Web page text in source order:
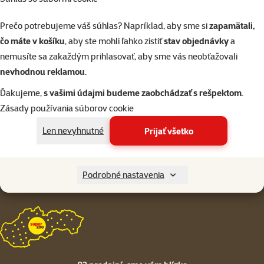
Prečo potrebujeme váš súhlas? Napríklad, aby sme sizapamätali,
čo máte v košíku, aby ste mohli ľahko zistiťstav objednávkya
nemusíte sa zakaždým prihlasovať, aby sme vás neobťažovali
nevhodnou reklamou.
Ďakujeme,s vašimi údajmi budeme zaobchádzať s rešpektom.
Zásady používania súborov cookie
Len nevyhnutné
Prijať všetko
Podrobné nastavenia
aleboWhatsApp sme vám blízko
Menu v pätičke
Pre zákazníkov
O spoločnosti
Stiahnite si aplikáciu Super zoo